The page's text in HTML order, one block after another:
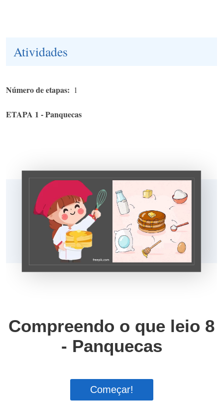
Atividades
Número de etapas 1
ETAPA 1 - Panquecas